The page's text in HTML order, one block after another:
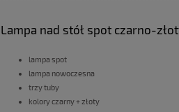
Lampa nad stół spot czarno-
lampa spot
lampa nowoczesna
trzy tuby
kolory czarny + złoty